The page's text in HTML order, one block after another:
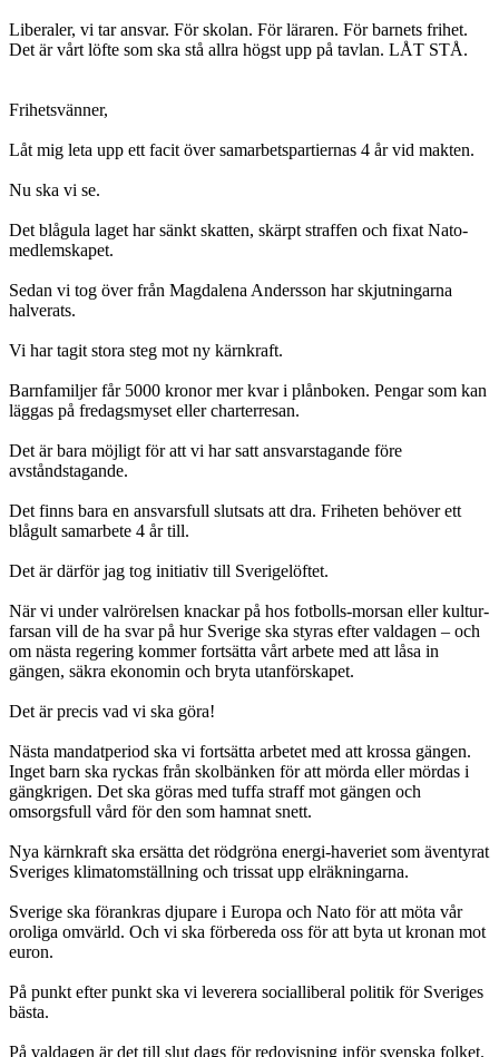
Liberaler, vi tar ansvar. För skolan. För läraren. För barnets frihet.
Det är vårt löfte som ska stå allra högst upp på tavlan. LÅT STÅ.
Frihetsvänner,
Låt mig leta upp ett facit över samarbetspartiernas 4 år vid makten.
Nu ska vi se.
Det blågula laget har sänkt skatten, skärpt straffen och fixat Nato-
medlemskapet.
Sedan vi tog över från Magdalena Andersson har skjutningarna
halverats.
Vi har tagit stora steg mot ny kärnkraft.
Barnfamiljer får 5000 kronor mer kvar i plånboken. Pengar som kan
läggas på fredagsmyset eller charterresan.
Det är bara möjligt för att vi har satt ansvarstagande före
avståndstagande.
Det finns bara en ansvarsfull slutsats att dra. Friheten behöver ett
blågult samarbete 4 år till.
Det är därför jag tog initiativ till Sverigelöftet.
När vi under valrörelsen knackar på hos fotbolls-morsan eller kultur-
farsan vill de ha svar på hur Sverige ska styras efter valdagen – och
om nästa regering kommer fortsätta vårt arbete med att låsa in
gängen, säkra ekonomin och bryta utanförskapet.
Det är precis vad vi ska göra!
Nästa mandatperiod ska vi fortsätta arbetet med att krossa gängen.
Inget barn ska ryckas från skolbänken för att mörda eller mördas i
gängkrigen. Det ska göras med tuffa straff mot gängen och
omsorgsfull vård för den som hamnat snett.
Nya kärnkraft ska ersätta det rödgröna energi-haveriet som äventyrat
Sveriges klimatomställning och trissat upp elräkningarna.
Sverige ska förankras djupare i Europa och Nato för att möta vår
oroliga omvärld. Och vi ska förbereda oss för att byta ut kronan mot
euron.
På punkt efter punkt ska vi leverera socialliberal politik för Sveriges
bästa.
På valdagen är det till slut dags för redovisning inför svenska folket.